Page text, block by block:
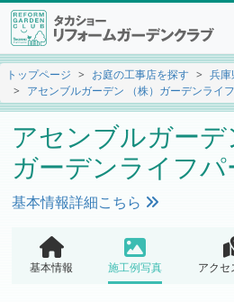
トップページ お庭の工事店を探す
兵庫
アセンブルガーデン （株）ガーデンライ
アセンブルガーデ
ガーデンライフ
基本情報詳細こちら
基本情報 施工例写真 アクセ